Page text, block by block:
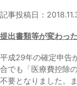
記事投稿日：
提出書類等が変わっ
平成29年の確定申告
合でも「医療費控除
不要となりました。